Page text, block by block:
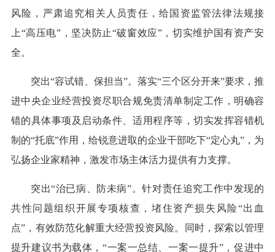
风险，严肃追究相关人员责任，给国资监管法律法规接
上“高压电”，坚决防止“破窗效应”，切实维护国有资产安
全。
突出“容试错、保担当”。落实“三个区分开来”要求，推
进中央企业经营投资尽职合规免责清单制定工作，明确容
错的具体事项及启动条件、适用程序等，切实发挥容错机
制的“托底”作用，给锐意进取的企业干部吃下“定心丸”，为
弘扬企业家精神，激发市场主体活力提供有力支撑。
突出“治已病、防未病”。针对责任追究工作中发现的
共性问题组织开展专项核查，堵住资产损失风险“出血
点”，有效防范化解重大经营投资风险。同时，探索以管理
提升建议书为载体，“一案一总结、一案一提升”，促进中